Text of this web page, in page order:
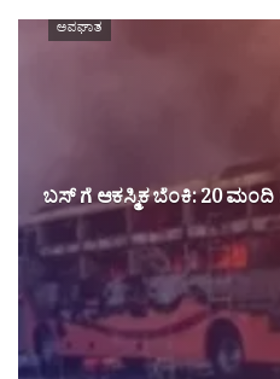
ಅಪಘಾತ
ಬಸ್ ಗೆ ಆಕಸ್ಮಿಕ ಬೆಂಕಿ: 20